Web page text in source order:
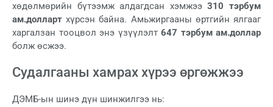
хөдөлмөрийн бүтээмж алдагдсан хэмжээ310 тэрбум
ам.долларт хүрсэн байна. Амьжиргааны өртгийн ялгааг
харгалзан тооцвол энэ үзүүлэлт 647 тэрбум ам.доллар
болж өсжээ.
Судалгааны хамрах хүрээ өргөжжээ
ДЭМБ-ын шинэ дүн шинжилгээ нь: